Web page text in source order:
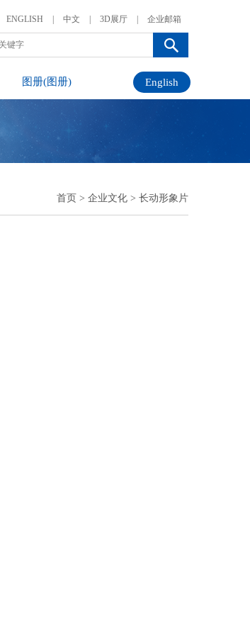
ENGLISH 中文 3D展厅 企业邮箱
图册(图册) English
首页 > 企业文化 > 长动形象片